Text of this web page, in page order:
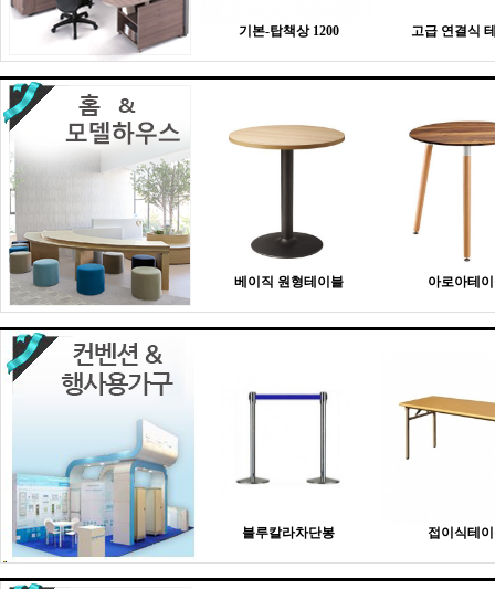
기본-탑책상 1200 고급 연결식
베이직 원형테이블 아로아테
블루칼라차단봉 접이식테